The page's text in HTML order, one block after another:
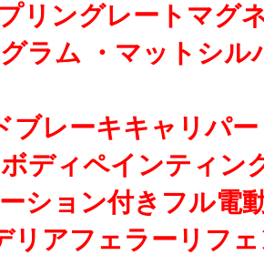
リングレートマグ
ラム ・マットシル
ブレーキキャリパ
ディペインティン
ション付きフル電
リアフェラーリフ